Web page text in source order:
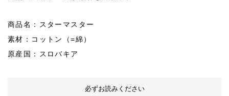
商品名：スターマスター
素材：コットン（=綿）
原産国：スロバキア
必ずお読みください